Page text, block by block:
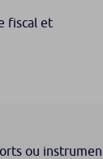
fiscal et
ou